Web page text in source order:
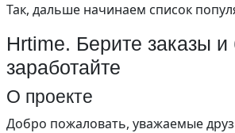
Так, дальше начинаем список
Hrtime. Берите заказы
заработайте
О проекте
Добро пожаловать, уважаемые